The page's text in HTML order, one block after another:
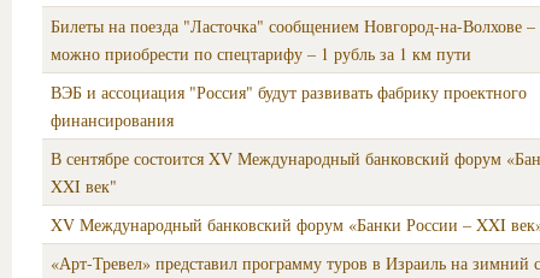
Билеты на поезда "Ласточка" сообщением Новгород-на-Волхове –
можно приобрести по спецтарифу – 1 рубль за 1 км пути
ВЭБ и ассоциация "Россия" будут развивать фабрику проектного
финансирования
В сентябре состоится XV Международный банковский форум
XXI век"
XV Международный банковский форум «Банки России – XXI
«Арт-Тревел» представил программу туров в Израиль на зимний